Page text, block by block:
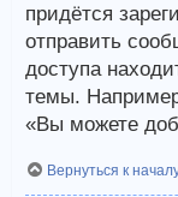
придётся
отправить
доступа
темы.
«Вы можете
Вернуться к